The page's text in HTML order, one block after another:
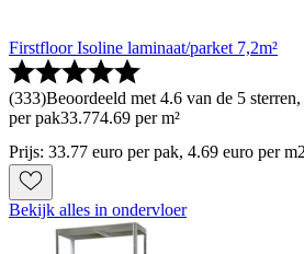
Firstfloor Isoline laminaat/parket 7,2m²
(333)Beoordeeld met 4.6 van de 5
per pak33.774.69 per m²
Prijs: 33.77 euro per pak, 4.69 euro per m2
Bekijk alles in ondervloer